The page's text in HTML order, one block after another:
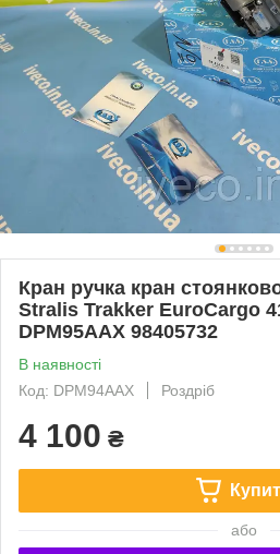
Кран ручка кран
Stralis Trakker EuroCargo
DPM95AAX 98405732
В наявності
Код: DPM94AAX
Роздріб
4 100 ₴
або